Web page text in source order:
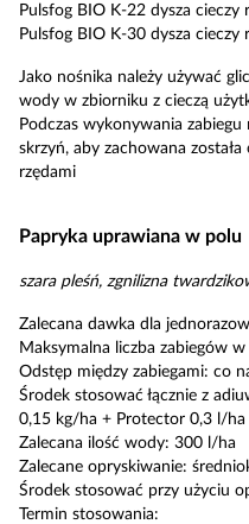
Pulsfog BIO K-22 dysza
Pulsfog BIO K-30 dysza
Jako nośnika należy używać
wody w zbiorniku z cieczą
Podczas wykonywania
skrzyń, aby zachowana
rzędami
Papryka uprawiana w polu
szara pleśń, zgnilizna
Zalecana dawka dla
Maksymalna liczba zabiegów
Odstęp między zabiegami: co
Środek stosować łącznie z
0,15 kg/ha + Protector 0,3 l/ha
Zalecana ilość wody: 300 l/ha
Zalecane opryskiwanie:
Środek stosować przy użyciu
Termin stosowania: